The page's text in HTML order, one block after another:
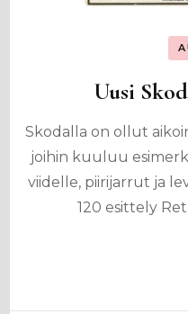
Uusi
Skodalla on ollut
joihin kuuluu
viidelle, piirijarrut ja
120 esittely